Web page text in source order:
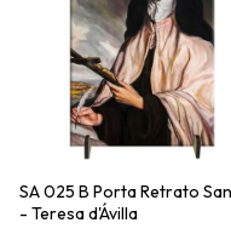
SA 025 B Porta Retrato
- Teresa d'Ávilla